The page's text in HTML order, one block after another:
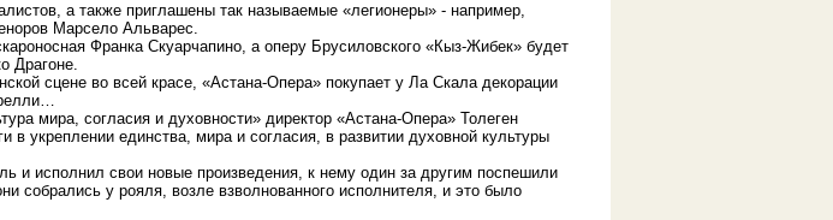
а также приглашены так называемые «легионеры» - например,
Марсело Альварес.
Франка Скуарчапино, а оперу Брусиловского «Кыз-Жибек» будет
Драгоне.
сцене во всей красе, «Астана-Опера» покупает у Ла Скала декорации
мира, согласия и духовности» директор «Астана-Опера» Толеген
укреплении единства, мира и согласия, в развитии духовной культуры
и исполнил свои новые произведения, к нему один за другим поспешили
собрались у рояля, возле взволнованного исполнителя, и это было